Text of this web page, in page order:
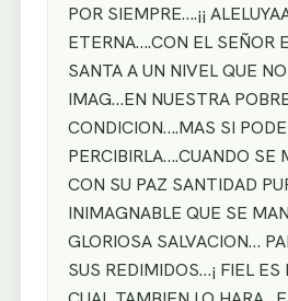
POR SIEMPRE….¡¡
ETERNA….CON EL SEÑOR
SANTA A UN NIVEL QUE
IMAG…EN NUESTRA
CONDICION….MAS SI
PERCIBIRLA….CUANDO SE
CON SU PAZ SANTIDAD
INIMAGNABLE QUE SE
GLORIOSA SALVACION…
SUS REDIMIDOS…¡ FIEL ES